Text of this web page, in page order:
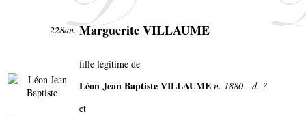
228an. Marguerite VILLAUME
fille légitime de
Léon Jean Baptiste VILLAUME n. 1880 - d. ?
et